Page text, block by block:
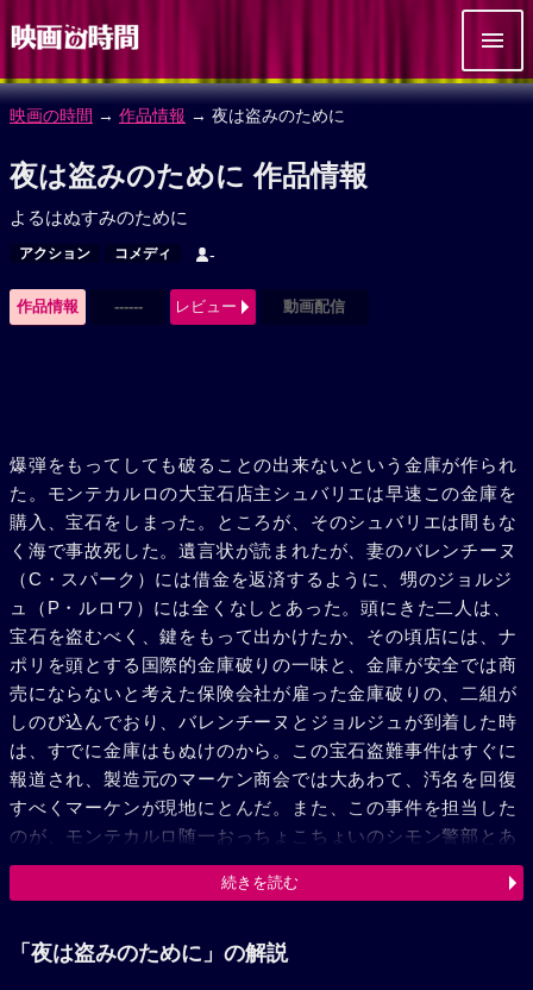
映画の時間 → 作品情報 → 夜は盗みのために
夜は盗みのために 作品情報
よるはぬすみのために
アクション コメディ -
作品情報 ------ レビュー 動画配信
爆弾をもってしても破ることの出来ないという金庫が作られ
た。モンテカルロの大宝石店主シュバリエは早速この金庫を
購入、宝石をしまった。ところが、そのシュバリエは間もな
く海で事故死した。遺言状が読まれたが、妻のバレンチーヌ
（C・スパーク）には借金を返済するように、甥のジョルジ
ュ（P・ルロワ）には全くなしとあった。頭にきた二人は、
宝石を盗むべく、鍵をもって出かけたか、その頃店には、ナ
ポリを頭とする国際的金庫破りの一味と、金庫が安全では商
売にならないと考えた保険会社が雇った金庫破りの、二組が
しのび込んでおり、バレンチーヌとジョルジュが到着した時
は、すでに金庫はもぬけのから。この宝石盗難事件はすぐに
報道され、製造元のマーケン商会では大あわて、汚名を回復
すべくマーケンが現地にとんだ。また、この事件を担当した
のが、モンテカルロ随一おっちょこちょいのシモン警部とあ
って、事件はますます混乱した。一方、ナポリ一味が真犯人
であることを知った保険会社と、マーケン商会一味は彼らを
金庫にかえった。だが、ジョルジュとバレンチーヌはまた金
続きを読む
「夜は盗みのために」の解説